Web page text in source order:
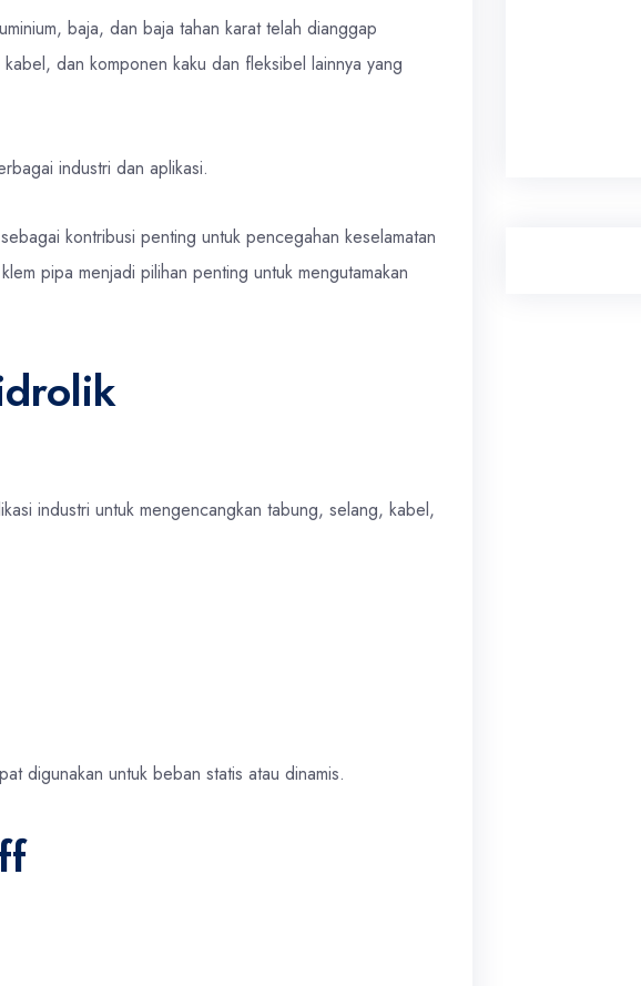
baja, dan baja tahan karat telah dianggap
dan komponen kaku dan fleksibel lainnya yang
industri dan aplikasi.
kontribusi penting untuk pencegahan keselamatan
pipa menjadi pilihan penting untuk mengutamakan
industri untuk mengencangkan tabung, selang, kabel,
digunakan untuk beban statis atau dinamis.